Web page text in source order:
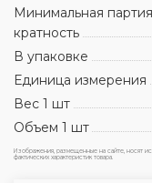
Минимальная
кратность
В упаковке
Единица измерения
Вес 1 шт
Объем 1 шт
Изображения, размещенные на сайте, носят
фактических характеристик товара.